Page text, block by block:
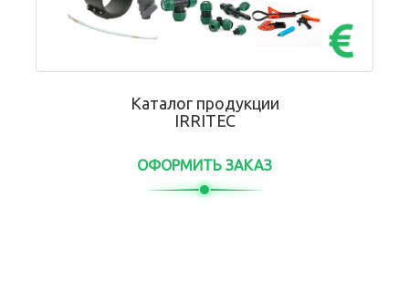
Каталог продукции
IRRITEC
ОФОРМИТЬ ЗАКАЗ